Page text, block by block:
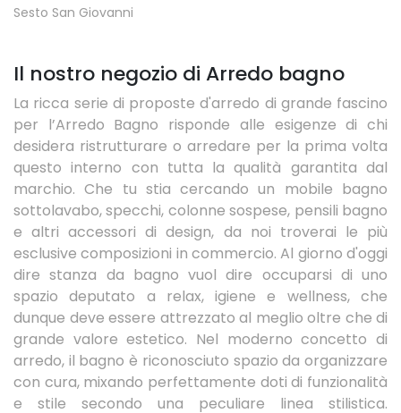
Sesto San Giovanni
Il nostro negozio di Arredo bagno
La ricca serie di proposte d'arredo di grande fascino
per l’Arredo Bagno risponde alle esigenze di chi
desidera ristrutturare o arredare per la prima volta
questo interno con tutta la qualità garantita dal
marchio. Che tu stia cercando un mobile bagno
sottolavabo, specchi, colonne sospese, pensili bagno
e altri accessori di design, da noi troverai le più
esclusive composizioni in commercio. Al giorno d'oggi
dire stanza da bagno vuol dire occuparsi di uno
spazio deputato a relax, igiene e wellness, che
dunque deve essere attrezzato al meglio oltre che di
grande valore estetico. Nel moderno concetto di
arredo, il bagno è riconosciuto spazio da organizzare
con cura, mixando perfettamente doti di funzionalità
e stile secondo una peculiare linea stilistica.